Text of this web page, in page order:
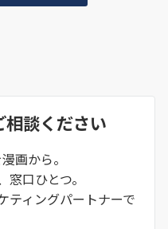
相談ください
画から。
口ひとつ。
ティングパートナーで